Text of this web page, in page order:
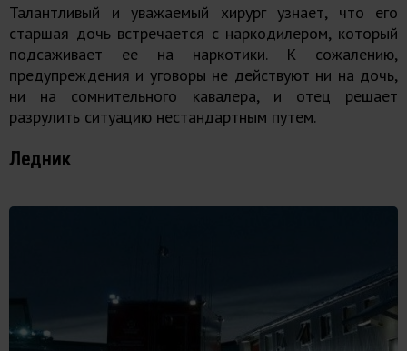
Талантливый и уважаемый хирург узнает, что его
старшая дочь встречается с наркодилером, который
подсаживает ее на наркотики. К сожалению,
предупреждения и уговоры не действуют ни на дочь,
ни на сомнительного кавалера, и отец решает
разрулить ситуацию нестандартным путем.
Ледник